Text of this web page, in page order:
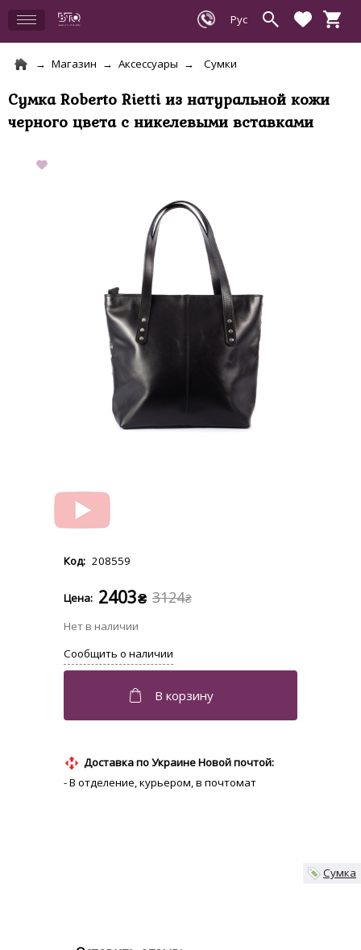
Магазин Аксессуары Сумки
Сумка Roberto Rietti из натуральной кожи
черного цвета с никелевыми вставками
208559
3124₴
2403₴
Доставка по Украине Новой почтой:
- В отделение, курьером, в почтомат
Сумка